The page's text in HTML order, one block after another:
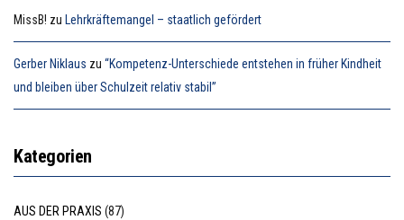
MissB! zu Lehrkräftemangel – staatlich gefördert
Gerber Niklaus zu “Kompetenz-Unterschiede entstehen in früher Kindheit
und bleiben über Schulzeit relativ stabil”
Kategorien
AUS DER PRAXIS (87)